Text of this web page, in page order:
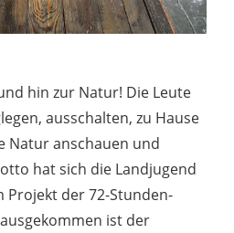
hin zur Natur! Die Leute
ausschalten, zu Hause
Natur anschauen und
hat sich die Landjugend
Projekt der 72-Stunden-
ist der